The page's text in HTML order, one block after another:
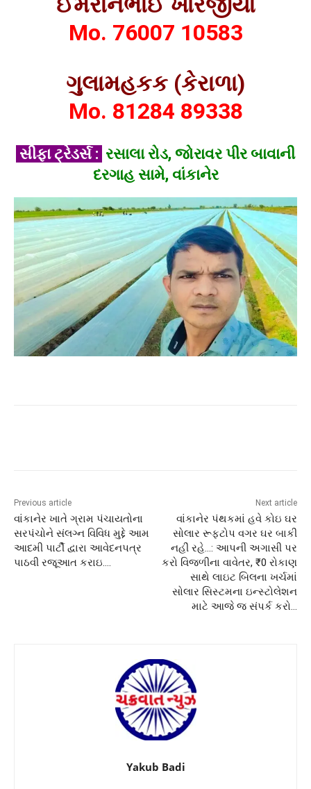
Mo. 76007 10583
ગુલામહકક (કેરાળા)
Mo. 81284 89338
સીફા ટ્રેડર્સ : રસાલા રોડ, જોરાવર પીર બાવાની
દરગાહ સામે, વાંકાનેર
Previous article
વાંકાનેર ખાતે ગ્રામ પંચાયતોના
સરપંચોને સંલગ્ન વિવિધ મુદ્દે આમ
આદમી પાર્ટી દ્વારા આવેદનપત્ર
પાઠવી રજૂઆત કરાઇ….
Next article
વાંકાનેર પંથકમાં હવે કોઇ ઘર
સોલાર રૂફટોપ વગર ઘર બાકી
નહીં રહે…: આપની અગાસી પર
કરો વિજળીના વાવેતર, ₹0 રોકાણ
સાથે લાઇટ બિલના ખર્ચમાં
સોલાર સિસ્ટમના ઇન્સ્ટોલેશન
માટે આજે જ સંપર્ક કરો…
Yakub Badi